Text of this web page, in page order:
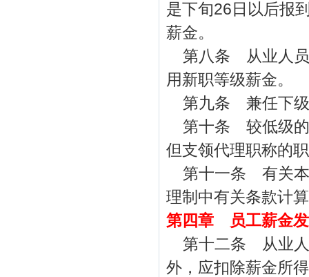
是下旬26日以后报
薪金。
第八条 从业人员
用新职等级薪金。
第九条 兼任下级
第十条 较低级的
但支领代理职称的
第十一条 有关本
理制中有关条款计
第四章 员工薪金
第十二条 从业人
外，应扣除薪金所